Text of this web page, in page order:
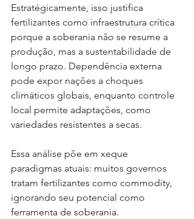
Estratégicamente, isso justifica
fertilizantes como infraestrutura crítica
porque a soberania não se resume a
produção, mas a sustentabilidade de
longo prazo. Dependência externa
pode expor nações a choques
climáticos globais, enquanto controle
local permite adaptações, como
variedades resistentes a secas.
Essa análise põe em xeque
paradigmas atuais: muitos governos
tratam fertilizantes como commodity,
ignorando seu potencial como
ferramenta de soberania.